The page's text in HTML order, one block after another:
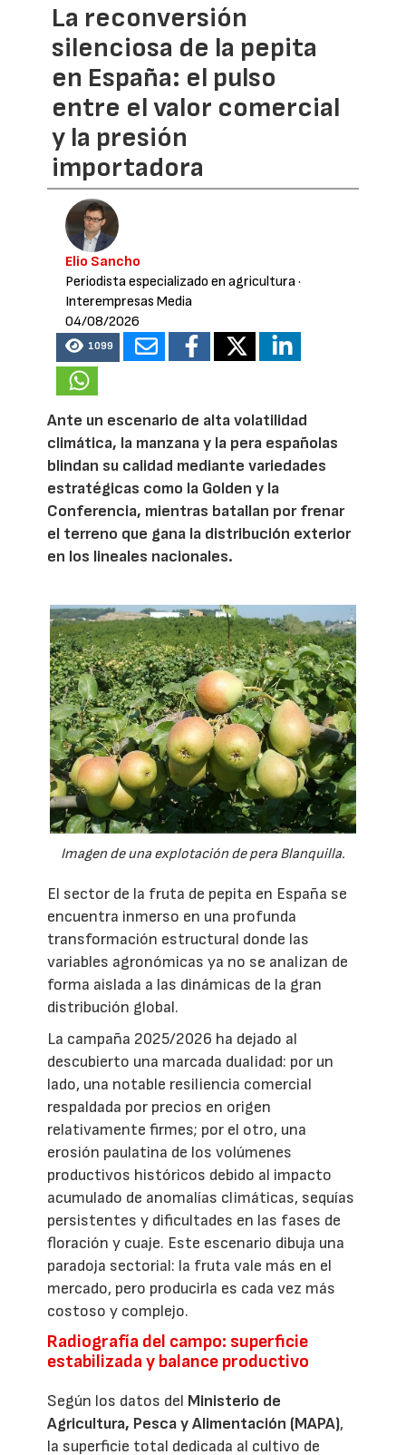
La reconversión
silenciosa de la pepita
en España: el pulso
entre el valor comercial
y la presión
importadora
Elio Sancho
Periodista especializado en agricultura·
Interempresas Media
04/08/2026
1099
Ante un escenario de alta volatilidad
climática, la manzana y la pera españolas
blindan su calidad mediante variedades
estratégicas como la Golden y la
Conferencia, mientras batallan por frenar
el terreno que gana la distribución exterior
en los lineales nacionales.
Imagen de una explotación de pera Blanquilla.
El sector de la fruta de pepita en España se
encuentra inmerso en una profunda
transformación estructural donde las
variables agronómicas ya no se analizan de
forma aislada a las dinámicas de la gran
distribución global.
La campaña 2025/2026 ha dejado al
descubierto una marcada dualidad: por un
lado, una notable resiliencia comercial
respaldada por precios en origen
relativamente firmes; por el otro, una
erosión paulatina de los volúmenes
productivos históricos debido al impacto
acumulado de anomalías climáticas, sequías
persistentes y dificultades en las fases de
floración y cuaje. Este escenario dibuja una
paradoja sectorial: la fruta vale más en el
mercado, pero producirla es cada vez más
costoso y complejo.
Radiografía del campo: superficie
estabilizada y balance productivo
Según los datos del Ministerio de
Agricultura, Pesca y Alimentación (MAPA),
la superficie total dedicada al cultivo de